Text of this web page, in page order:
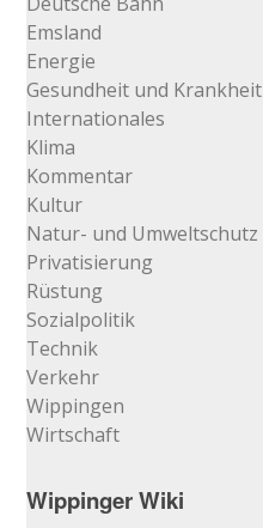
Emsland
Energie
Gesundheit und Krankheit
Internationales
Klima
Kommentar
Kultur
Natur- und Umweltschutz
Privatisierung
Rüstung
Sozialpolitik
Technik
Verkehr
Wippingen
Wirtschaft
Wippinger Wiki